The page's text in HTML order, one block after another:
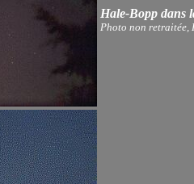
Hale-Bopp dans
Photo non retraitée,